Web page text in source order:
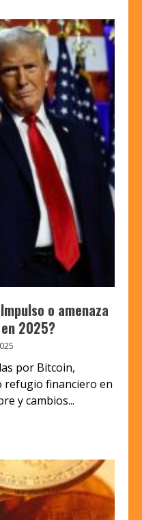
o amenaza
2025?
por Bitcoin,
refugio financiero en
y cambios...